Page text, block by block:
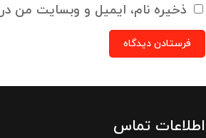
ذخیره نام، ایمیل و وبسایت من
اطلاعات تماس